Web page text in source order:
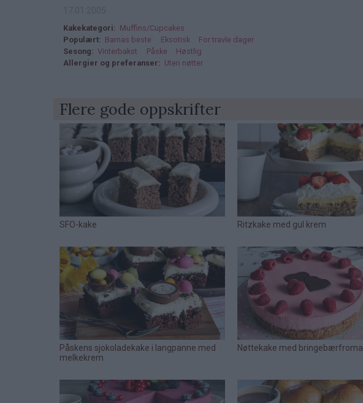
Kakekategori
Muffins/Cupcakes
Populært
Barnas beste Eksotisk
For travle dager
Sesong
Vinterbakst Påske
Høstlig
Allergier og preferanser
Uten nøtter